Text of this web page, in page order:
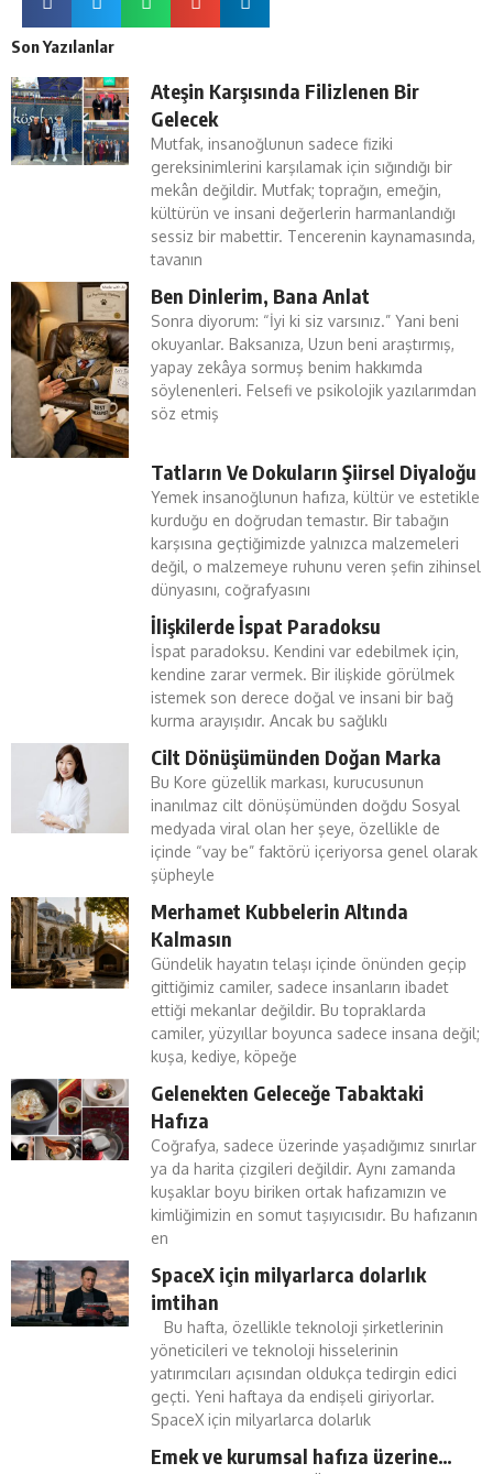
Son Yazılanlar
Ateşin Karşısında Filizlenen Bir
Gelecek
Mutfak, insanoğlunun sadece fiziki
gereksinimlerini karşılamak için sığındığı bir
mekân değildir. Mutfak; toprağın, emeğin,
kültürün ve insani değerlerin harmanlandığı
sessiz bir mabettir. Tencerenin kaynamasında,
tavanın
Ben Dinlerim, Bana Anlat
Sonra diyorum: “İyi ki siz varsınız.” Yani beni
okuyanlar. Baksanıza, Uzun beni araştırmış,
yapay zekâya sormuş benim hakkımda
söylenenleri. Felsefi ve psikolojik yazılarımdan
söz etmiş
Tatların Ve Dokuların Şiirsel Diyaloğu
Yemek insanoğlunun hafıza, kültür ve estetikle
kurduğu en doğrudan temastır. Bir tabağın
karşısına geçtiğimizde yalnızca malzemeleri
değil, o malzemeye ruhunu veren şefin zihinsel
dünyasını, coğrafyasını
İlişkilerde İspat Paradoksu
İspat paradoksu. Kendini var edebilmek için,
kendine zarar vermek. Bir ilişkide görülmek
istemek son derece doğal ve insani bir bağ
kurma arayışıdır. Ancak bu sağlıklı
Cilt Dönüşümünden Doğan Marka
Bu Kore güzellik markası, kurucusunun
inanılmaz cilt dönüşümünden doğdu Sosyal
medyada viral olan her şeye, özellikle de
içinde “vay be” faktörü içeriyorsa genel olarak
şüpheyle
Merhamet Kubbelerin Altında
Kalmasın
Gündelik hayatın telaşı içinde önünden geçip
gittiğimiz camiler, sadece insanların ibadet
ettiği mekanlar değildir. Bu topraklarda
camiler, yüzyıllar boyunca sadece insana değil;
kuşa, kediye, köpeğe
Gelenekten Geleceğe Tabaktaki
Hafıza
Coğrafya, sadece üzerinde yaşadığımız sınırlar
ya da harita çizgileri değildir. Aynı zamanda
kuşaklar boyu biriken ortak hafızamızın ve
kimliğimizin en somut taşıyıcısıdır. Bu hafızanın
en
SpaceX için milyarlarca dolarlık
imtihan
Bu hafta, özellikle teknoloji şirketlerinin
yöneticileri ve teknoloji hisselerinin
yatırımcıları açısından oldukça tedirgin edici
geçti. Yeni haftaya da endişeli giriyorlar.
SpaceX için milyarlarca dolarlık
Emek ve kurumsal hafıza üzerine…